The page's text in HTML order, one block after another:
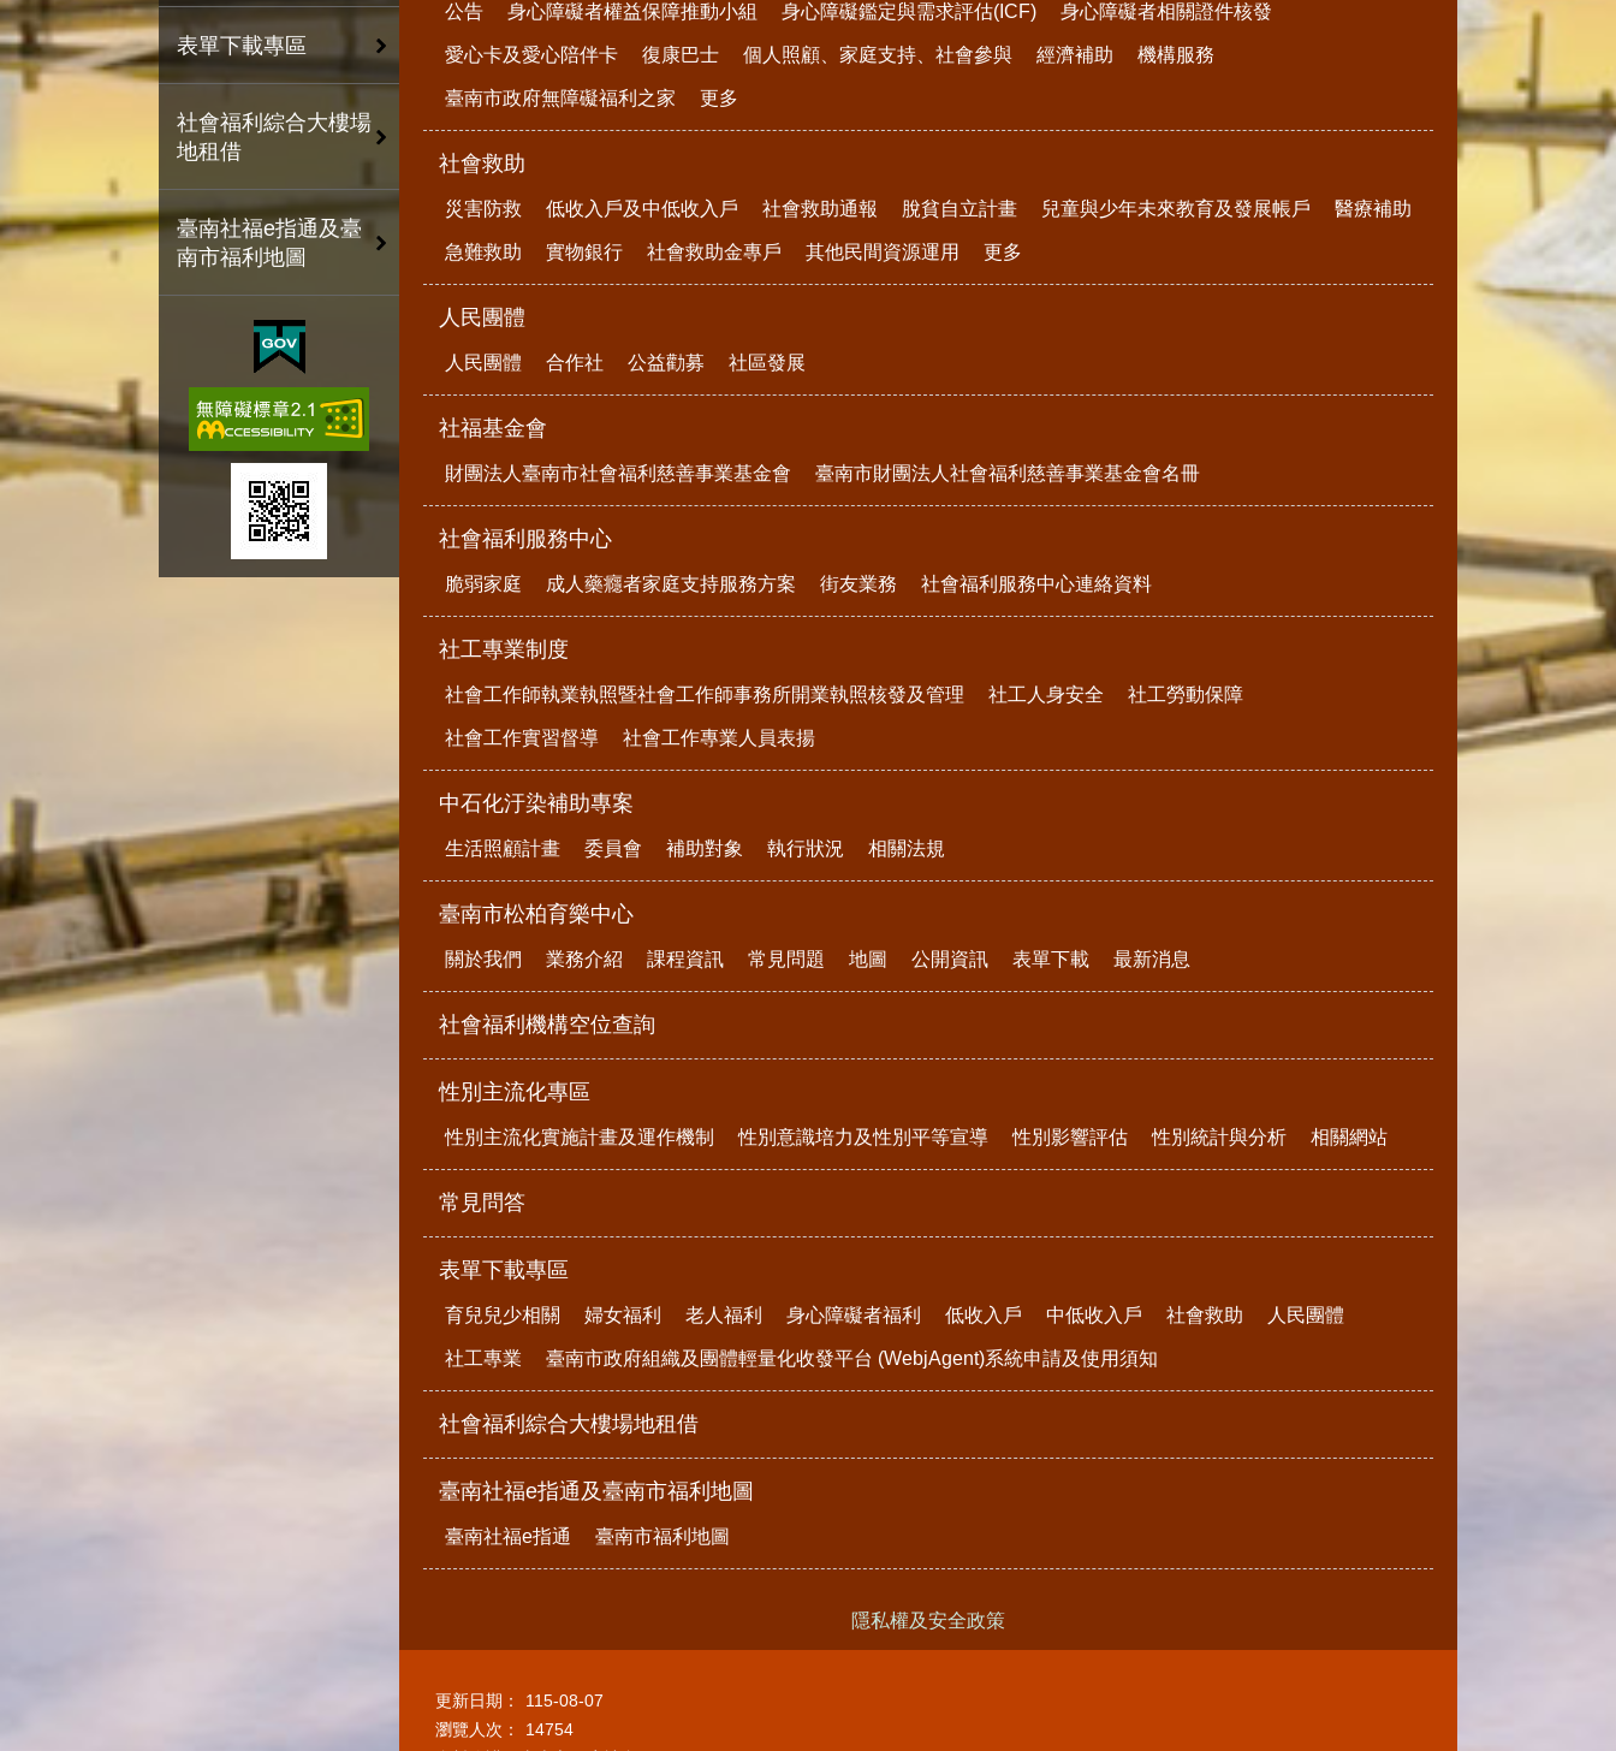
表單下載專區
社會福利綜合大樓場
地租借
臺南社福e指通及臺
南市福利地圖
公告 身心障礙者權益保障推動小組 身心障礙鑑定與需求評估(ICF) 身心障礙者相關證件核發
愛心卡及愛心陪伴卡 復康巴士 個人照顧、家庭支持、社會參與 經濟補助 機構服務
臺南市政府無障礙福利之家 更多
社會救助
災害防救 低收入戶及中低收入戶 社會救助通報 脫貧自立計畫 兒童與少年未來教育及發展帳戶 醫療補助
急難救助 實物銀行 社會救助金專戶 其他民間資源運用 更多
人民團體
人民團體 合作社 公益勸募 社區發展
社福基金會
財團法人臺南市社會福利慈善事業基金會 臺南市財團法人社會福利慈善事業基金會名冊
社會福利服務中心
脆弱家庭 成人藥癮者家庭支持服務方案 街友業務 社會福利服務中心連絡資料
社工專業制度
社會工作師執業執照暨社會工作師事務所開業執照核發及管理 社工人身安全 社工勞動保障
社會工作實習督導 社會工作專業人員表揚
中石化汙染補助專案
生活照顧計畫 委員會 補助對象 執行狀況 相關法規
臺南市松柏育樂中心
關於我們 業務介紹 課程資訊 常見問題 地圖 公開資訊 表單下載 最新消息
社會福利機構空位查詢
性別主流化專區
性別主流化實施計畫及運作機制 性別意識培力及性別平等宣導 性別影響評估 性別統計與分析 相關網站
常見問答
表單下載專區
育兒兒少相關 婦女福利 老人福利 身心障礙者福利 低收入戶 中低收入戶 社會救助 人民團體
社工專業 臺南市政府組織及團體輕量化收發平台 (WebjAgent)系統申請及使用須知
社會福利綜合大樓場地租借
臺南社福e指通及臺南市福利地圖
臺南社福e指通 臺南市福利地圖
隱私權及安全政策
更新日期：
115-08-07
瀏覽人次：
14754